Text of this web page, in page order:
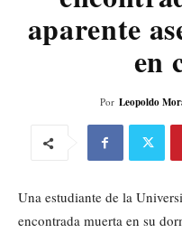
aparente
en
Por Leopoldo
Una estudiante de la
encontrada muerta en su